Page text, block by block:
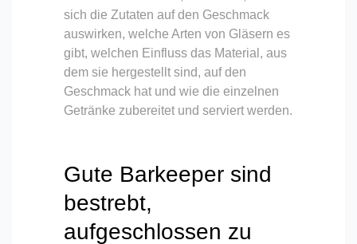
sich die Zutaten auf den Geschmack
auswirken, welche Arten von Gläsern es
gibt, welchen Einfluss das Material, aus
dem sie hergestellt sind, auf den
Geschmack hat und wie die einzelnen
Getränke zubereitet und serviert werden.
Gute Barkeeper sind
bestrebt,
aufgeschlossen zu